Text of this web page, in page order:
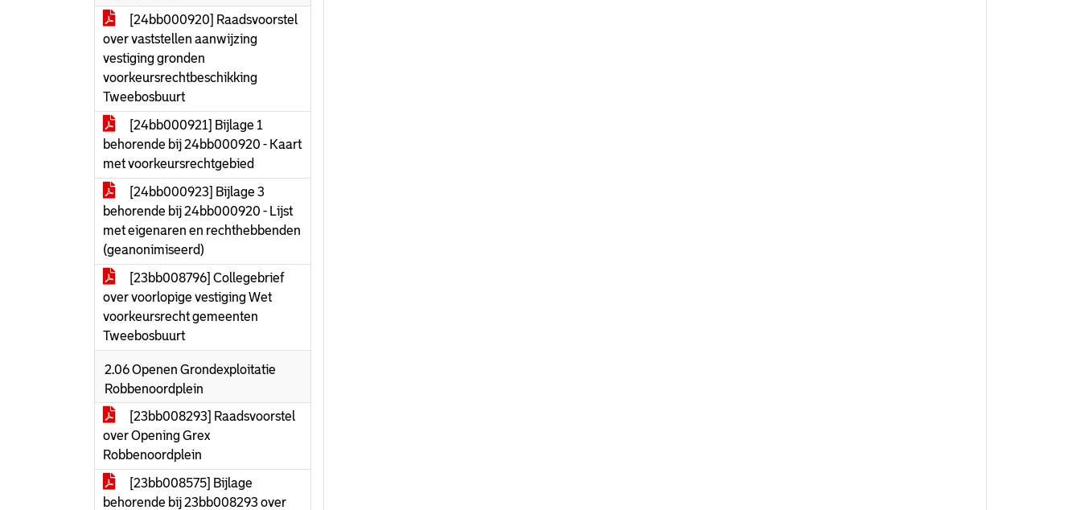
[24bb000920] Raadsvoorstel
over vaststellen aanwijzing
vestiging gronden
voorkeursrechtbeschikking
Tweebosbuurt
[24bb000921] Bijlage 1
behorende bij 24bb000920 - Kaart
met voorkeursrechtgebied
[24bb000923] Bijlage 3
behorende bij 24bb000920 - Lijst
met eigenaren en rechthebbenden
(geanonimiseerd)
[23bb008796] Collegebrief
over voorlopige vestiging Wet
voorkeursrecht gemeenten
Tweebosbuurt
2.06 Openen Grondexploitatie
Robbenoordplein
[23bb008293] Raadsvoorstel
over Opening Grex
Robbenoordplein
[23bb008575] Bijlage
behorende bij 23bb008293 over